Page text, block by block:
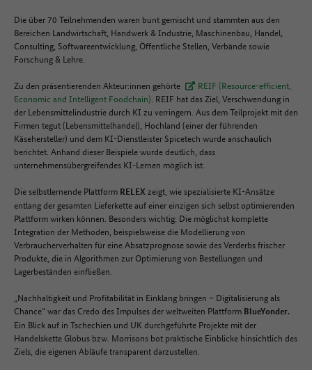
Die über 70 Teilnehmenden waren bunt gemischt und stammten aus den
Bereichen Landwirtschaft, Handwerk & Industrie, Maschinenbau, Handel,
Consulting, Softwareentwicklung, Öffentliche Stellen, Verbände sowie
Forschung & Lehre.
Zu den präsentierenden Akteur:innen gehörte
REIF (Resource-efficient,
Economic and Intelligent Foodchain). REIF hat das Ziel, Verschwendung in
der Lebensmittelindustrie durch KI zu verringern. Aus dem Teilprojekt mit den
Firmen tegut (Lebensmittelhandel), Hochland (einer der führenden
Käsehersteller) und dem KI-Dienstleister Spicetech wurde anschaulich
berichtet. Anhand dieser Beispiele wurde deutlich, dass
unternehmensübergreifendes KI-Lernen möglich ist.
Die selbstlernende Plattform RELEX zeigt, wie spezialisierte KI-Ansätze
entlang der gesamten Lieferkette auf einer einzigen sich selbst optimierenden
Plattform wirken können. Besonders wichtig: Die möglichst komplette
Integration der Methoden, beispielsweise die Modellierung von
Verbraucherverhalten für eine Absatzprognose sowie des Verderbs frischer
Produkte, die in Algorithmen zur Optimierung von Bestellungen und
Lagerbeständen einfließen.
„Nachhaltigkeit und Profitabilität in Einklang bringen – Digitalisierung als
Chance“ war das Credo des Impulses der weltweiten Plattform BlueYonder.
Ein Blick auf in Tschechien und UK durchgeführte Projekte mit der
Handelskette Globus bzw. Morrisons bot praktische Einblicke hinsichtlich des
Ziels, die eigenen Abläufe transparent darzustellen.